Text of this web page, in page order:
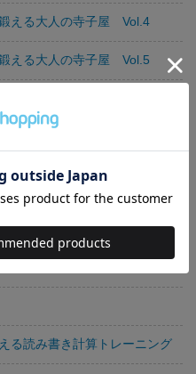
える大人の寺子屋 Vol.4
える大人の寺子屋 Vol.5
える大人の寺子屋 Vol.7
ともっと「脳力」を鍛える読
る読み書き計算トレーニング